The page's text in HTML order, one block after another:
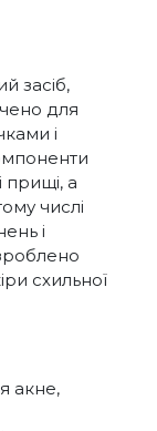
₴.
засіб,
для
і
прищі, а
числі
і
схильної
акне,